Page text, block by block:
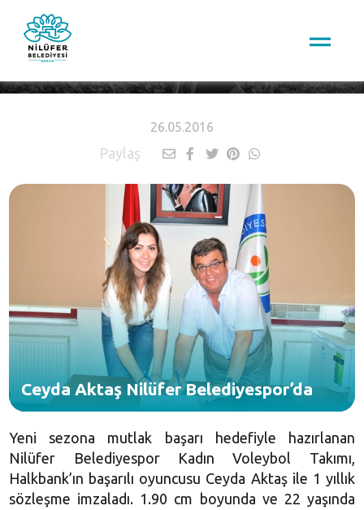
26.05.2016
Paylaş
Ceyda Aktaş Nilüfer Belediyespor’da
Yeni sezona mutlak başarı hedefiyle hazırlanan
Nilüfer Belediyespor Kadın Voleybol Takımı,
Halkbank’ın başarılı oyuncusu Ceyda Aktaş ile 1 yıllık
sözleşme imzaladı. 1.90 cm boyunda ve 22 yaşında